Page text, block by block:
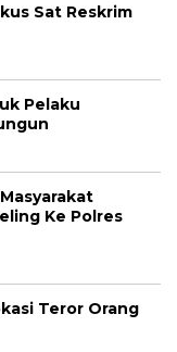
Sat Reskrim
Pelaku
Ke Polres
Teror Orang